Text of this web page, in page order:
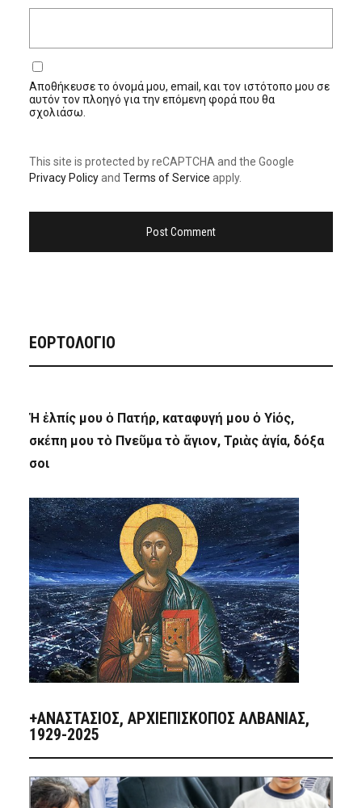
Αποθήκευσε το όνομά μου, email, και τον ιστότοπο μου σε
αυτόν τον πλοηγό για την επόμενη φορά που θα
σχολιάσω.
This site is protected by reCAPTCHA and the Google
Privacy Policyand Terms of Service apply.
ΕΟΡΤΟΛΟΓΙΟ
Ἡ ἐλπίς μου ὁ Πατήρ, καταφυγή μου ὁ Υἱός,
σκέπη μου τὸ Πνεῦμα τὸ ἅγιον, Τριὰς ἁγία, δόξα
σοι
+ΑΝΑΣΤΆΣΙΟΣ, ΑΡΧΙΕΠΊΣΚΟΠΟΣ ΑΛΒΑΝΊΑΣ,
1929-2025